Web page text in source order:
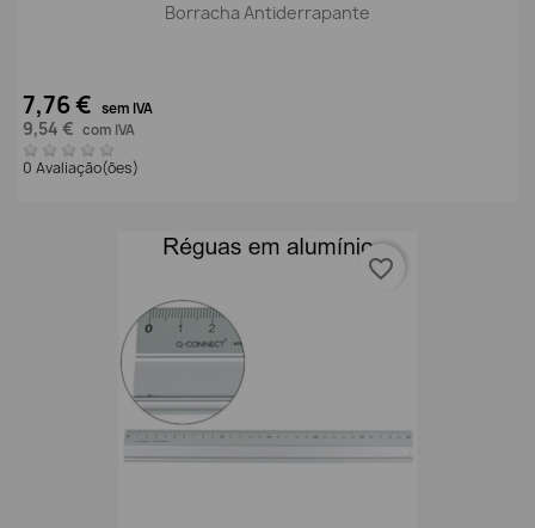
Borracha Antiderrapante
7,76 € sem IVA
9,54 € com IVA
0 Avaliação(ões)
favorite_border